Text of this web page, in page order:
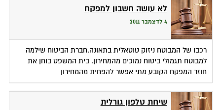
לא עושה חשבון למפקח
4 לדצמבר 2011
רכבו של המבוטח ניזוק טוטאלית בתאונה.חברת הביטוח שילמה
למבוטח תגמולי ביטוח נמוכים מהמחירון. בית המשפט בוחן את
חוזר המפקח הקובע מתי אפשר להפחית מהמחירון
שיחת טלפון גורלית